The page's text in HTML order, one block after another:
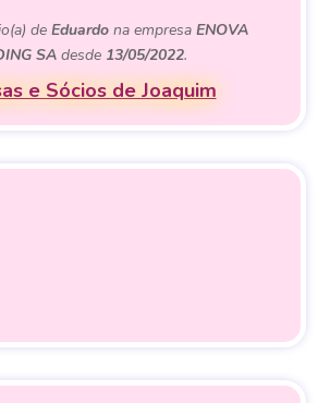
de Eduardona empresa ENOVA
SA desde 13/05/2022.
e Sócios de Joaquim